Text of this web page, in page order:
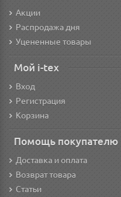
Акции
Распродажа дня
Уцененные товары
Мой i-tex
Вход
Регистрация
Корзина
Помощь покупателю
Доставка и оплата
Возврат товара
Статьи